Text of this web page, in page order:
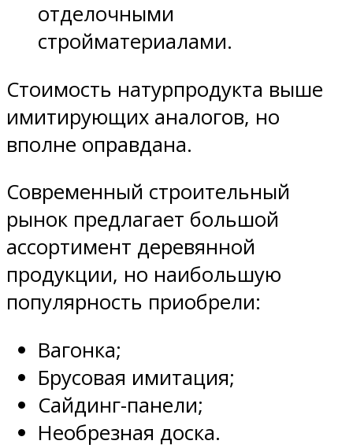
отделочными
стройматериалами.
Стоимость натурпродукта выше
имитирующих аналогов, но
вполне оправдана.
Современный строительный
рынок предлагает большой
ассортимент деревянной
продукции, но наибольшую
популярность приобрели:
Вагонка;
Брусовая имитация;
Сайдинг-панели;
Необрезная доска.